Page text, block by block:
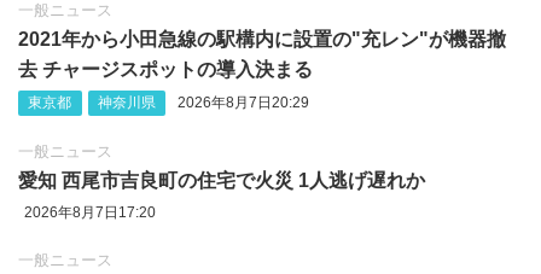
一般ニュース
2021年から小田急線の駅構内に設置の"充レン"が機器撤
去 チャージスポットの導入決まる
東京都 神奈川県 2026年8月7日20:29
一般ニュース
愛知 西尾市吉良町の住宅で火災 1人逃げ遅れか
2026年8月7日17:20
一般ニュース